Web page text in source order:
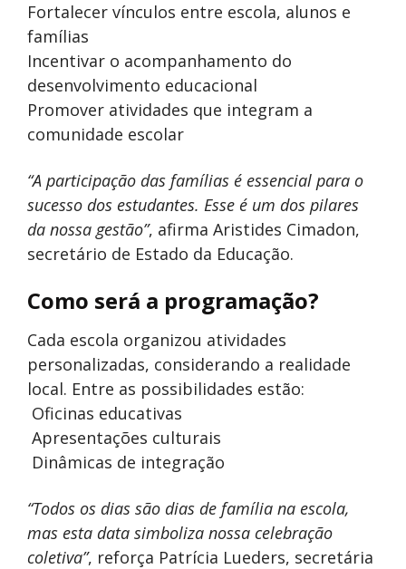
Fortalecer vínculos entre escola, alunos e
famílias
Incentivar o acompanhamento do
desenvolvimento educacional
Promover atividades que integram a
comunidade escolar
“A participação das famílias é essencial para o
sucesso dos estudantes. Esse é um dos pilares
da nossa gestão”, afirma Aristides Cimadon,
secretário de Estado da Educação.
Como será a programação?
Cada escola organizou atividades
personalizadas, considerando a realidade
local. Entre as possibilidades estão:
Oficinas educativas
Apresentações culturais
Dinâmicas de integração
“Todos os dias são dias de família na escola,
mas esta data simboliza nossa celebração
coletiva”, reforça Patrícia Lueders, secretária